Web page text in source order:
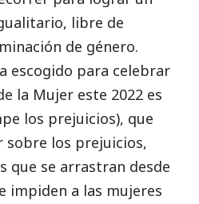
libre de
de género.
escogido para celebrar
la Mujer este 2022 es
los prejuicios), que
sobre los prejuicios,
que se arrastran desde
impiden a las mujeres